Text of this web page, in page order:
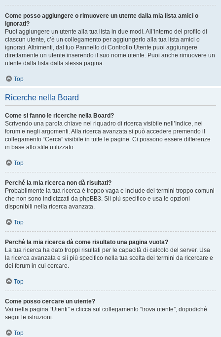
Come posso aggiungere o rimuovere un utente dalla mia lista amici o
ignorati?
Puoi aggiungere un utente alla tua lista in due modi. All’interno del profilo di
ciascun utente, c’è un collegamento per aggiungerlo alla tua lista amici o
ignorati. Altrimenti, dal tuo Pannello di Controllo Utente puoi aggiungere
direttamente un utente inserendo il suo nome utente. Puoi anche rimuovere un
utente dalla lista dalla stessa pagina.
Top
Ricerche nella Board
Come si fanno le ricerche nella Board?
Scrivendo una parola chiave nel riquadro di ricerca visibile nell’Indice, nei
forum e negli argomenti. Alla ricerca avanzata si può accedere premendo il
collegamento “Cerca” visibile in tutte le pagine. Ci possono essere differenze
in base allo stile utilizzato.
Top
Perché la mia ricerca non dà risultati?
Probabilmente la tua ricerca è troppo vaga e include dei termini troppo comuni
che non sono indicizzati da phpBB3. Sii più specifico e usa le opzioni
disponibili nella ricerca avanzata.
Top
Perché la mia ricerca dà come risultato una pagina vuota?
La tua ricerca ha dato troppi risultati per le capacità di calcolo del server. Usa
la ricerca avanzata e sii più specifico nella tua scelta dei termini da ricercare e
dei forum in cui cercare.
Top
Come posso cercare un utente?
Vai nella pagina “Utenti” e clicca sul collegamento “trova utente”, dopodiché
segui le istruzioni.
Top